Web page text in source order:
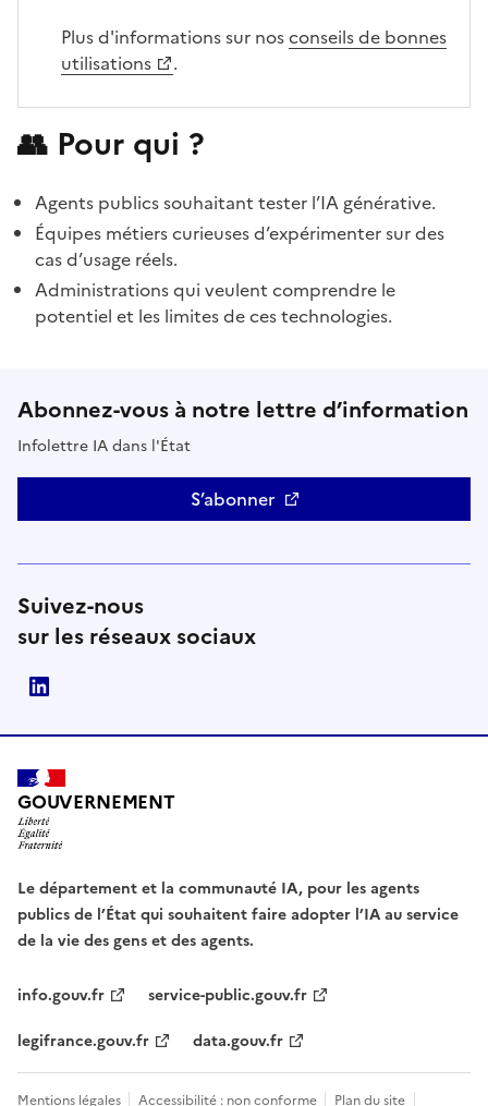
Plus d'informations sur nos
(Ouvre une nouvelle fenêtre)
conseils de bonnes
utilisations
.
👥 Pour qui ?
Agents publics souhaitant tester l’IA générative.
Équipes métiers curieuses d’expérimenter sur des
cas d’usage réels.
Administrations qui veulent comprendre le
potentiel et les limites de ces technologies.
Abonnez-vous à notre lettre d’information
Infolettre IA dans l'État
S’abonner
Suivez-nous
sur les réseaux sociaux
GOUVERNEMENT
Le département et la communauté IA, pour les agents
publics de l’État qui souhaitent faire adopter l’IA au service
de la vie des gens et des agents.
info.gouv.fr
service-public.gouv.fr
legifrance.gouv.fr
data.gouv.fr
Mentions légales Accessibilité : non conforme Plan du site